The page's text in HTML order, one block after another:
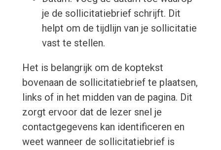
je de sollicitatiebrief schrijft. Dit
helpt om de tijdlijn van je sollicitatie
vast te stellen.
Het is belangrijk om de koptekst
bovenaan de sollicitatiebrief te plaatsen,
links of in het midden van de pagina. Dit
zorgt ervoor dat de lezer snel je
contactgegevens kan identificeren en
weet wanneer de sollicitatiebrief is